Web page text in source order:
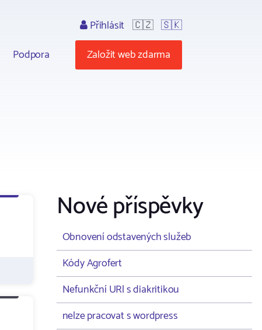
Podpora
Přihlásit 🇨🇿 🇸🇰
Založit web zdarma
Nové příspěvky
Obnovení odstavených služeb
Kódy Agrofert
Nefunkční URl s diakritikou
nelze pracovat s wordpress